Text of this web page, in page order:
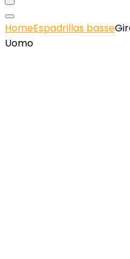
HomeEspadrillas basse
Uomo